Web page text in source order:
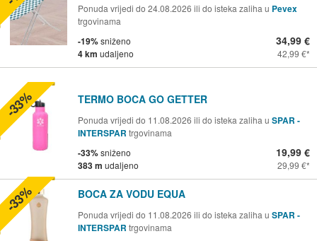
Ponuda vrijedi do 24.08.2026 ili do isteka zaliha u Pevex
trgovinama
-19%sniženo
4 km udaljeno
34,99 €
42,99 €
TERMO BOCA GO GETTER
Ponuda vrijedi do 11.08.2026 ili do isteka zaliha u SPAR -
INTERSPAR trgovinama
-33%sniženo
383 m udaljeno
19,99 €
29,99 €
-33%
BOCA ZA VODU EQUA
Ponuda vrijedi do 11.08.2026 ili do isteka zaliha u SPAR -
INTERSPAR trgovinama
-33%